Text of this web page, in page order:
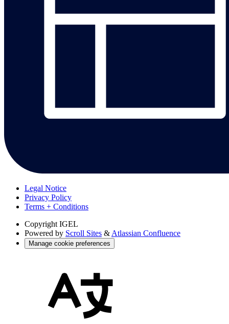
Legal Notice
Privacy Policy
Terms + Conditions
Copyright IGEL
Powered by Scroll Sites & Atlassian Confluence
Manage cookie preferences